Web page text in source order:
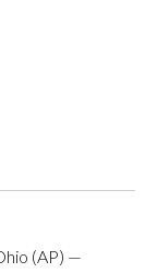
(AP) —